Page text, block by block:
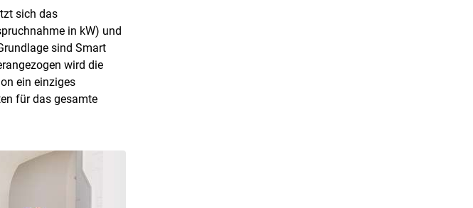
sich das
in kW) und
sind Smart
wird die
ein einziges
für das gesamte